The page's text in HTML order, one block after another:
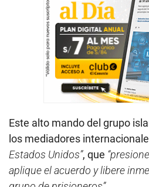
Este alto mando del grupo
los mediadores
Estados Unidos”, que
aplique el acuerdo y libere